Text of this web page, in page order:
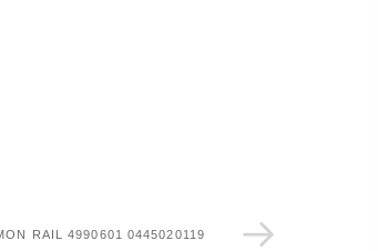
RAIL 4990601 0445020119